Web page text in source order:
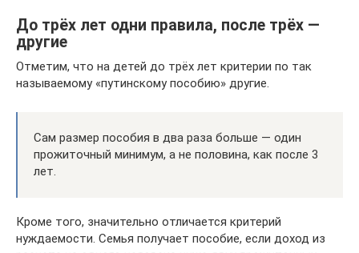
До трёх лет одни правила, после трёх —
другие
Отметим, что на детей до трёх лет критерии по так
называемому «путинскому пособию» другие.
Сам размер пособия в два раза больше — один
прожиточный минимум, а не половина, как после 3
лет.
Кроме того, значительно отличается критерий
нуждаемости. Семья получает пособие, если доход из